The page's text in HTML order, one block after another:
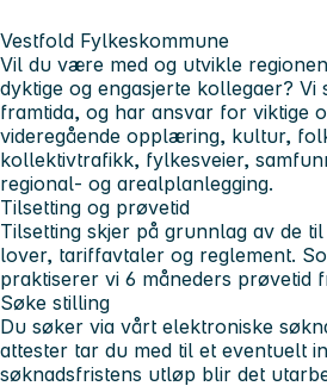
Vestfold Fylkeskommune
Vil du være med og utvikle
dyktige og engasjerte kollegaer?
framtida, og har ansvar for viktige
videregående opplæring, kultur,
kollektivtrafikk, fylkesveier,
regional- og arealplanlegging.
Tilsetting og prøvetid
Tilsetting skjer på grunnlag av de
lover, tariffavtaler og reglement.
praktiserer vi 6 måneders prøvetid
Søke stilling
Du søker via vårt elektroniske
attester tar du med til et eventuelt
søknadsfristens utløp blir det